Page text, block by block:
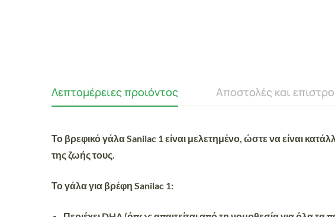
Λεπτομέρειες προιόντος Αποστολές και
Το βρεφικό γάλαSanilac 1 είναι μελετημένο, ώστε να είναι
της ζωής τους.
Το γάλα για βρέφη Sanilac 1: